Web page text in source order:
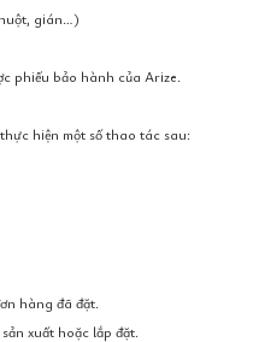
gián…)
phiếu bảo hành của Arize.
hiện một số thao tác sau:
hàng đã đặt.
xuất hoặc lắp đặt.